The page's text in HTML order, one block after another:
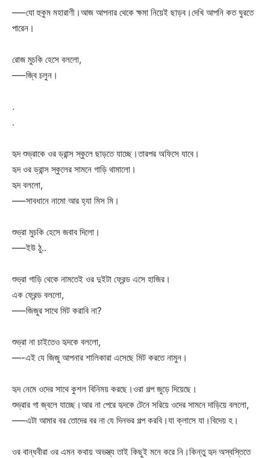
—–যো হুকুম মহারাণী।আজ আপনার থেকে ক্ষমা নিয়েই ছাড়ব।দেখি আপনি কত ঘুরতে
পারেন।
রোজ মুচকি হেসে বললো,
—–জ্বি চলুন।
.
.
হৃদ শুভ্রাকে ওর ড্রান্স স্কুলে ছাড়তে যাচ্ছে।তারপর অফিসে যাবে।
হৃদ ওর ড্রান্স স্কুলের সামনে গাড়ি থামালো।
হৃদ বললো,
—–সাবধানে নামো আর হ্যা মিস মি।
শুভ্রা মুচকি হেসে জবাব দিলো।
—–ইউ ঠু..
শুভ্রা গাড়ি থেকে নামতেই ওর দুইটা ফ্রেন্ড এসে হাজির।
এক ফ্রেন্ড বললো,
—–জিজুর সাথে মিট করাবি না?
শুভ্রা না চাইতেও হৃদকে বললো,
—-এই যে জিজু আপনার শালিকারা এসেছে মিট করতে নামুন।
হৃদ নেমে ওদের সাথে কুশল বিনিময় করছে।ওরা গল্প জুড়ে দিয়েছে।
শুভ্রার গা জ্বলে যাচ্ছে।আর না পেরে হৃদকে টেনে সরিয়ে ওদের সামনে দাড়িয়ে বললো,
—–এটা আমার বর তোদের বর না যে দিনভর গল্প করবি।যা ক্লাসে যা।বিদেয় হ।
ওর বান্ধবীরা ওর এমন কথায় অভস্ত্য তাই কিছুই মনে করে নি।কিন্তু হৃদ অস্বস্তিতে